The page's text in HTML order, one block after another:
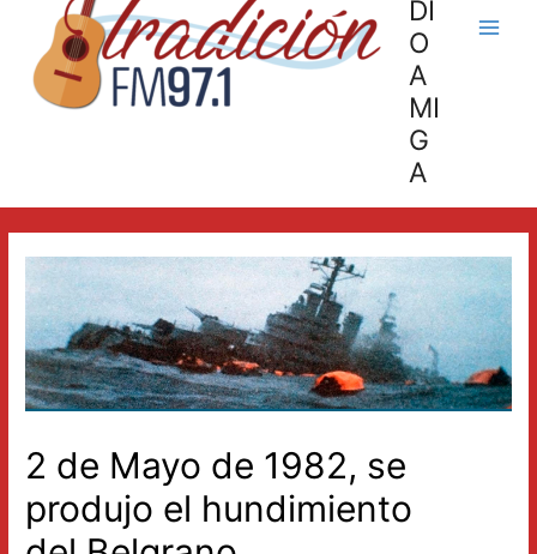
DI
O
A
MI
G
A
2 de Mayo de 1982, se
produjo el hundimiento